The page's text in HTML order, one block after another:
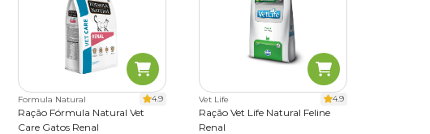
Formula Natural 4.9
Ração Fórmula Natural Vet
Care Gatos Renal
Vet Life 4.9
Ração Vet Life Natural Feline
Renal